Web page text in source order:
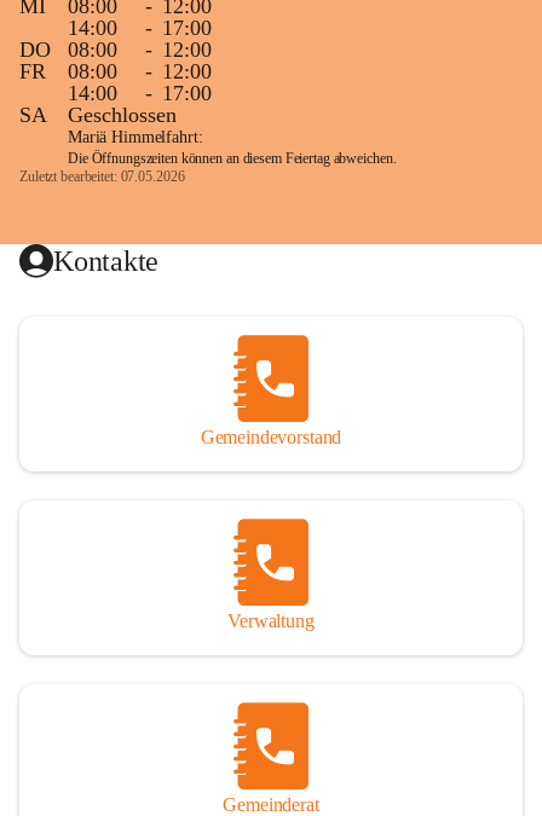
MI
08:00 - 12:00
14:00
- 17:00
DO
08:00 - 12:00
FR
08:00 - 12:00
14:00
- 17:00
SA
Geschlossen
Mariä Himmelfahrt:
Die Öffnungszeiten können an diesem Feiertag abweichen.
Zuletzt bearbeitet: 07.05.2026
Kontakte
Gemeindevorstand
Verwaltung
Gemeinderat